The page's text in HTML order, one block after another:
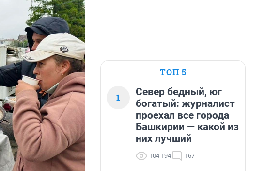
ТОП 5
1
Север бедный, юг
богатый: журналист
проехал все города
Башкирии — какой из
них лучший
104 194 167